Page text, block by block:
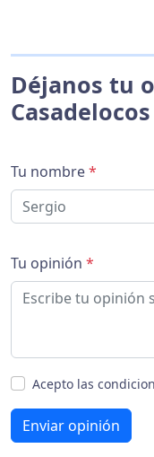
Déjanos tu
Casadelocos
Tu nombre*
Tu opinión *
Acepto las
Enviar opinión